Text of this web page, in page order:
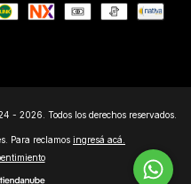
- 2026. Todos los derechos reservados.
Para reclamos ingresá acá.